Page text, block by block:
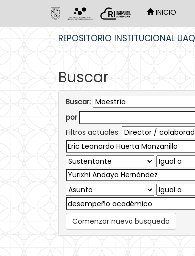
INICIO
REPOSITORIO INSTITUCIONAL UAQ
Buscar
Buscar:
por
Filtros actuales:
Comenzar nueva busqueda